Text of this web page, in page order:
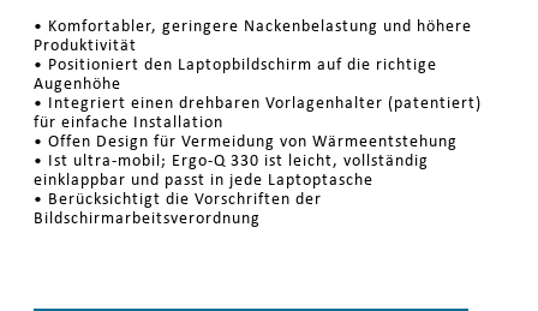
• Komfortabler, geringere Nackenbelastung und höhere
Produktivität
• Positioniert den Laptopbildschirm auf die richtige
Augenhöhe
• Integriert einen drehbaren Vorlagenhalter (patentiert)
für einfache Installation
• Offen Design für Vermeidung von Wärmeentstehung
• Ist ultra-mobil; Ergo-Q 330 ist leicht, vollständig
einklappbar und passt in jede Laptoptasche
• Berücksichtigt die Vorschriften der
Bildschirmarbeitsverordnung